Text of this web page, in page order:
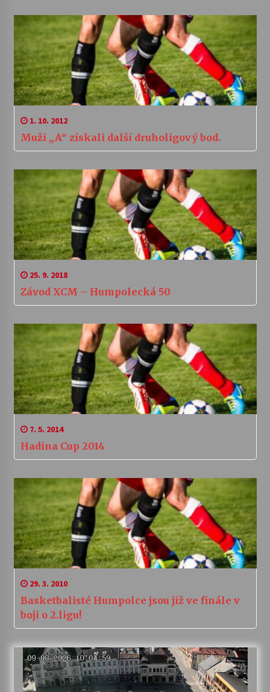
1. 10. 2012
Muži „A“ získali další druholigový bod.
25. 9. 2018
Závod XCM – Humpolecká 50
7. 5. 2014
Hadina Cup 2014
29. 3. 2010
Basketbalisté Humpolce jsou již ve finále v
boji o 2.ligu!